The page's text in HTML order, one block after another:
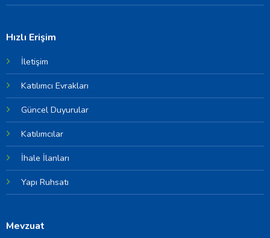
Hızlı Erişim
İletişim
Katılımcı Evrakları
Güncel Duyurular
Katılımcılar
İhale İlanları
Yapı Ruhsatı
Mevzuat